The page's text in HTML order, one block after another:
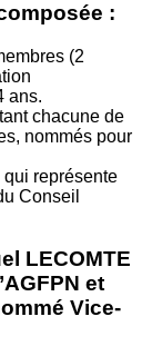
:
(2
ans.
chacune de
nommés pour
représente
Conseil
LECOMTE
et
Vice-